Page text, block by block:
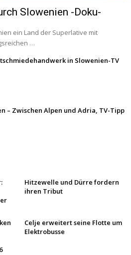
Slowenien -Doku-
ein Land der Superlative mit
…
in Slowenien-TV
– Zwischen Alpen und Adria, TV-Tipp
Hitzewelle und Dürre fordern
ihren Tribut
Celje erweitert seine Flotte um
Elektrobusse